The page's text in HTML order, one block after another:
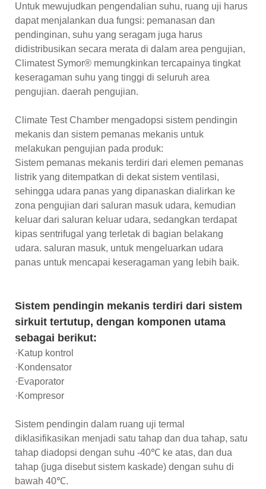
Untuk mewujudkan pengendalian suhu, ruang uji harus
dapat menjalankan dua fungsi: pemanasan dan
pendinginan, suhu yang seragam juga harus
didistribusikan secara merata di dalam area pengujian,
Climatest Symor® memungkinkan tercapainya tingkat
keseragaman suhu yang tinggi di seluruh area
pengujian. daerah pengujian.
Climate Test Chamber mengadopsi sistem pendingin
mekanis dan sistem pemanas mekanis untuk
melakukan pengujian pada produk:
Sistem pemanas mekanis terdiri dari elemen pemanas
listrik yang ditempatkan di dekat sistem ventilasi,
sehingga udara panas yang dipanaskan dialirkan ke
zona pengujian dari saluran masuk udara, kemudian
keluar dari saluran keluar udara, sedangkan terdapat
kipas sentrifugal yang terletak di bagian belakang
udara. saluran masuk, untuk mengeluarkan udara
panas untuk mencapai keseragaman yang lebih baik.
Sistem pendingin mekanis terdiri dari sistem
sirkuit tertutup, dengan komponen utama
sebagai berikut:
·Katup kontrol
·Kondensator
·Evaporator
·Kompresor
Sistem pendingin dalam ruang uji termal
diklasifikasikan menjadi satu tahap dan dua tahap, satu
tahap diadopsi dengan suhu -40℃ ke atas, dan dua
tahap (juga disebut sistem kaskade) dengan suhu di
bawah 40℃.